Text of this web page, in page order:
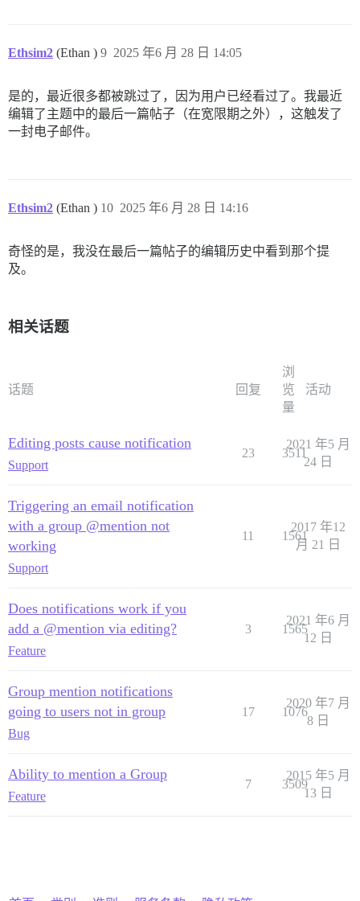
Ethsim2 (Ethan ) 2025 年6 月 28 日 14:05
9
是的，最近很多都被跳过了，因为用户已经看过了。我最近
编辑了主题中的最后一篇帖子（在宽限期之外），这触发了
一封电子邮件。
Ethsim2 (Ethan ) 2025 年6 月 28 日 14:16
10
奇怪的是，我没在最后一篇帖子的编辑历史中看到那个提
及。
相关话题
话题 回复
浏
览
量
活动
Editing posts cause notification
Support
23 3511
2021 年5 月
24 日
Triggering an email notification
with a group @mention not
working
Support
11 1561
2017 年12
月 21 日
Does notifications work if you
add a @mention via editing?
Feature
3 1565
2021 年6 月
12 日
Group mention notifications
going to users not in group
Bug
17 1076
2020 年7 月
8 日
Ability to mention a Group
Feature
7 3509
2015 年5 月
13 日